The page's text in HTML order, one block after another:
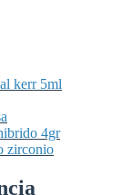
kerr 5ml
4gr
zirconio